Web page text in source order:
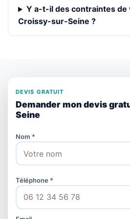
Y a-t-il des contraintes de
Croissy-sur-Seine ?
DEVIS GRATUIT
Demander mon devis
Seine
Nom *
Téléphone *